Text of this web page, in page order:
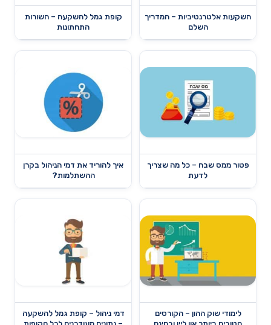
השקעות אלטרנטיביות – המדריך
השלם
קופת גמל להשקעה – השורות
התחתונות
פטור ממס שבח – כל מה שצריך
לדעת
איך להוריד את דמי הניהול בקרן
ההשתלמות?
לימודי שוק ההון – הקורסים
דמי ניהול – קופת גמל להשקעה